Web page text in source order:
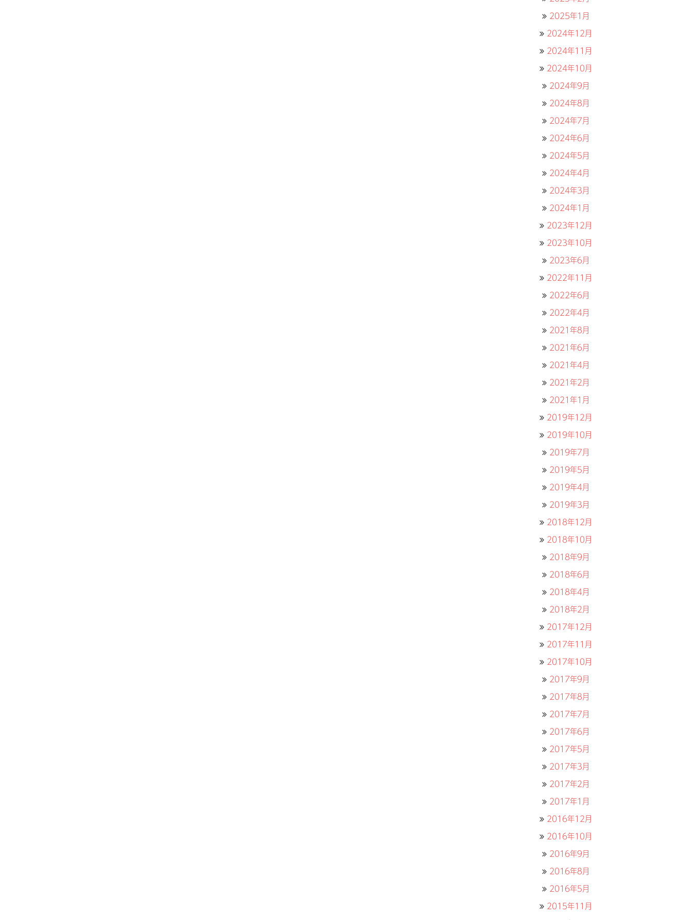
2025年1月
2024年12月
2024年11月
2024年10月
2024年9月
2024年8月
2024年7月
2024年6月
2024年5月
2024年4月
2024年3月
2024年1月
2023年12月
2023年10月
2023年6月
2022年11月
2022年6月
2022年4月
2021年8月
2021年6月
2021年4月
2021年2月
2021年1月
2019年12月
2019年10月
2019年7月
2019年5月
2019年4月
2019年3月
2018年12月
2018年10月
2018年9月
2018年6月
2018年4月
2018年2月
2017年12月
2017年11月
2017年10月
2017年9月
2017年8月
2017年7月
2017年6月
2017年5月
2017年3月
2017年2月
2017年1月
2016年12月
2016年10月
2016年9月
2016年8月
2016年5月
2015年11月